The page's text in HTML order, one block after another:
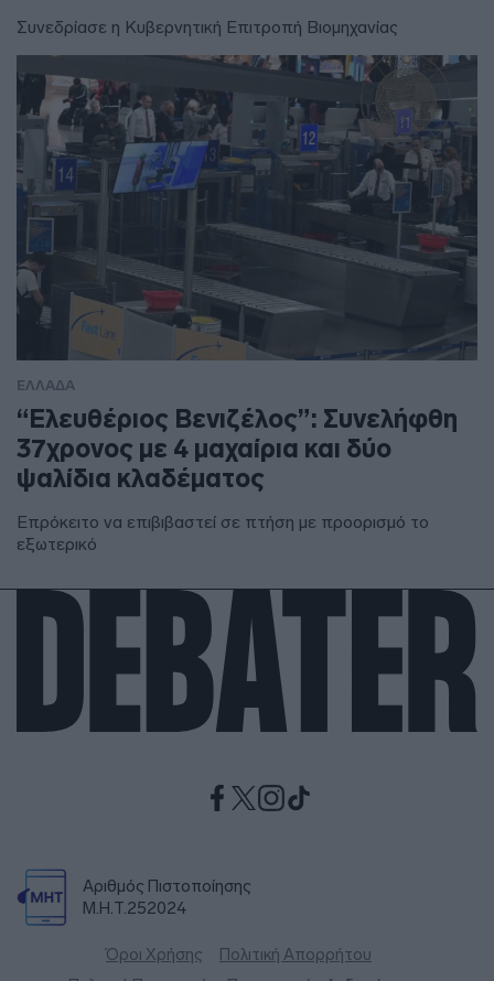
Συνεδρίασε η Κυβερνητική Επιτροπή Βιομηχανίας
ΕΛΛΑΔΑ
“Ελευθέριος Βενιζέλος”: Συνελήφθη
37χρονος με 4 μαχαίρια και δύο
ψαλίδια κλαδέματος
Επρόκειτο να επιβιβαστεί σε πτήση με προορισμό το
εξωτερικό
Αριθμός Πιστοποίησης
Μ.Η.Τ.252024
Όροι Χρήσης
Πολιτική Απορρήτου